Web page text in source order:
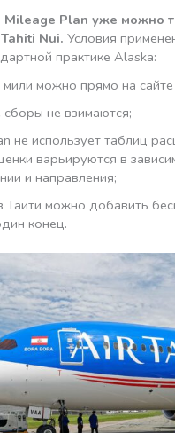
Plan уже можно
Nui. Условия
практике Alaska:
мили можно прямо на
сборы не взимаются;
не использует таблиц
варьируются в
и направления;
Таити можно добавить
конец.